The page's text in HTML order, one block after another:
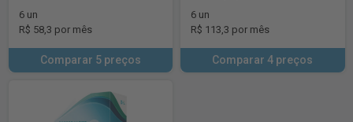
6 un
R$ 58,3 por mês
Comparar 5 preços
6 un
R$ 113,3 por mês
Comparar 4 preços